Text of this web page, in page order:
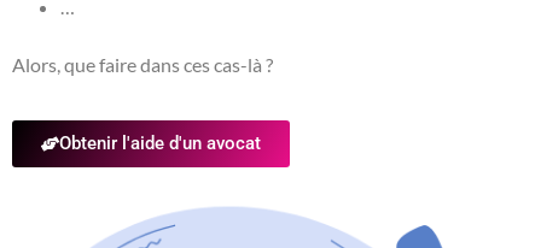
Alors, que faire dans ces cas-là ?
Obtenir l'aide d'un avocat